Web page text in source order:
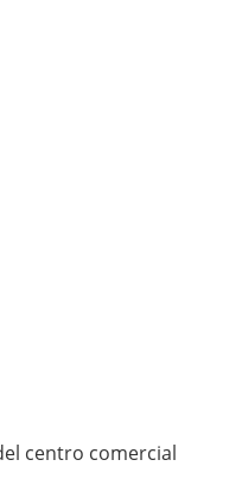
centro comercial